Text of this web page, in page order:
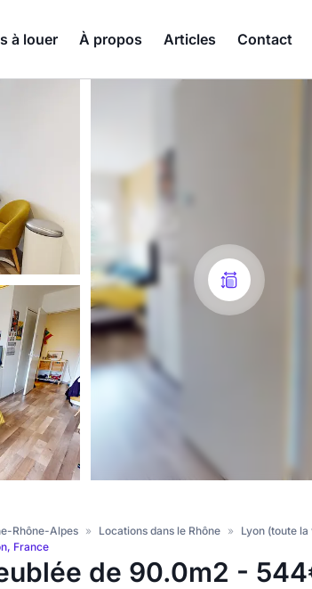
à louer À propos Articles Contact
Rhône-Alpes » Locations dans le Rhône » Lyon (toute la
France
de 90.0m2 -